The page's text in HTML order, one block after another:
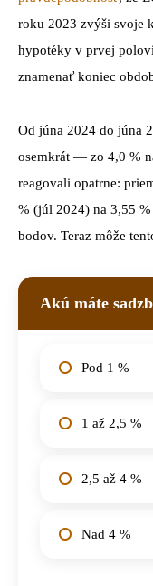
roku 2023 zvýši svoje
hypotéky v prvej
znamenať koniec
Od júna 2024 do júna
osemkrát — zo 4,0 %
reagovali opatrne:
% (júl 2024) na 3,55
bodov. Teraz môže
Akú máte
Pod 1 %
1 až 2,5 %
2,5 až 4 %
Nad 4 %